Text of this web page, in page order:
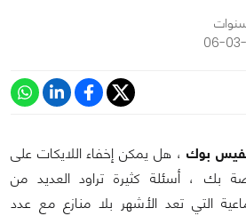
بوك، هل يمكن إخفاء اللايكات على
بك ، أسئلة كثيرة تراود العديد من
التي تعد الأشهر بلا منازع مع عدد